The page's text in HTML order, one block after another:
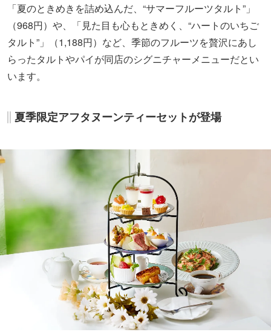
「夏のときめきを詰め込んだ、“サマーフルーツタルト”」
（968円）や、「見た目も心もときめく、“ハートのいちご
タルト”」（1,188円）など、季節のフルーツを贅沢にあし
らったタルトやパイが同店のシグニチャーメニューだとい
います。
夏季限定アフタヌーンティーセットが登場